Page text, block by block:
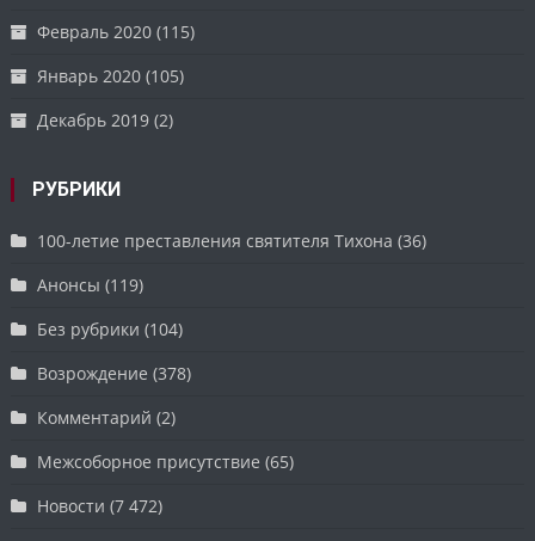
Февраль 2020 (115)
Январь 2020 (105)
Декабрь 2019 (2)
РУБРИКИ
100-летие преставления святителя Тихона (36)
Анонсы (119)
Без рубрики (104)
Возрождение (378)
Комментарий (2)
Межсоборное присутствие (65)
Новости (7 472)